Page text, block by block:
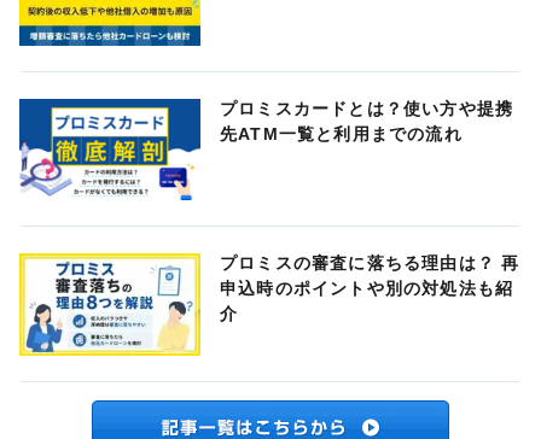
プロミスカードとは？使い方や提携
先ATM一覧と利用までの流れ
プロミスの審査に落ちる理由は？ 再
申込時のポイントや別の対処法も紹
介